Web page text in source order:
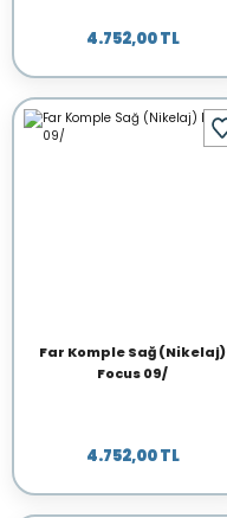
4.752,00 TL
Far Komple Sağ (Nikelaj)
Focus 09/
4.752,00 TL